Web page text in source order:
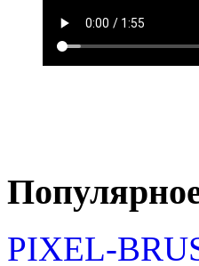
PIXEL-